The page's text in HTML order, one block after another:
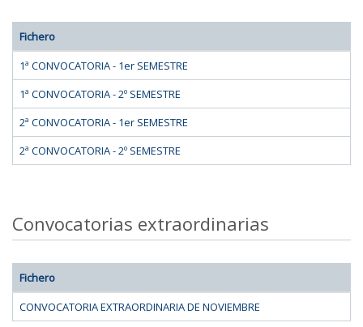
Fichero
1ª CONVOCATORIA - 1er SEMESTRE
1ª CONVOCATORIA - 2º SEMESTRE
2ª CONVOCATORIA - 1er SEMESTRE
2ª CONVOCATORIA - 2º SEMESTRE
Convocatorias extraordinarias
Fichero
CONVOCATORIA EXTRAORDINARIA DE NOVIEMBRE